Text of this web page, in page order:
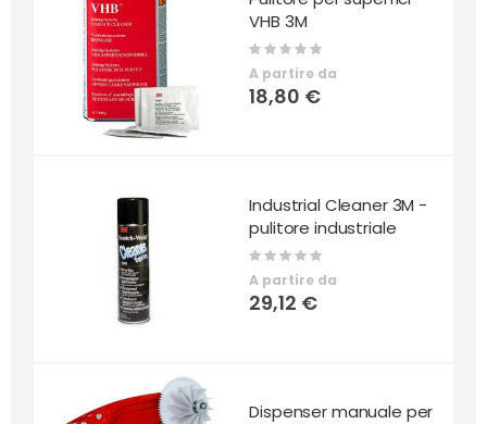
VHB 3M
Rating:
0%
A partire da
18,80 €
Industrial Cleaner 3M -
pulitore industriale
Rating:
0%
A partire da
29,12 €
Dispenser manuale per